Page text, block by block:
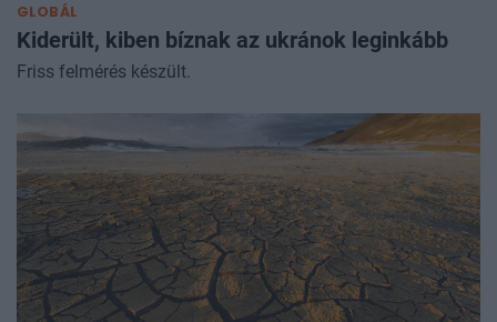
GLOBÁL
Kiderült, kiben bíznak az ukránok leginkább
Friss felmérés készült.